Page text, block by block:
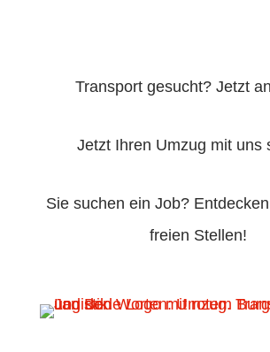
Transport gesucht? Jetzt
Jetzt Ihren Umzug mit uns
Sie suchen ein Job?
freien Stellen!